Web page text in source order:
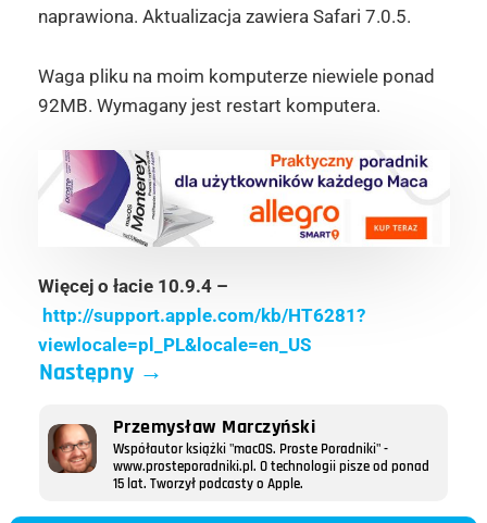
naprawiona. Aktualizacja zawiera Safari 7.0.5.
Waga pliku na moim komputerze niewiele ponad
92MB. Wymagany jest restart komputera.
Więcej o łacie 10.9.4 –
http://support.apple.com/kb/HT6281?
viewlocale=pl_PL&locale=en_US
Następny→
Przemysław Marczyński
Współautor książki "macOS. Proste Poradniki" -
www.prosteporadniki.pl. O technologii pisze od ponad
15 lat. Tworzył podcasty o Apple.